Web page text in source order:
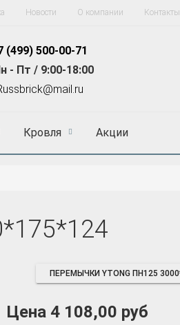
Новости О компании Контакты
(499) 500-00-71
- Пт / 9:00-18:00
ussbrick@mail.ru
Кровля Акции
ПЕРЕМЫЧКИ YTONG ПН125
Цена 4 108,00 руб